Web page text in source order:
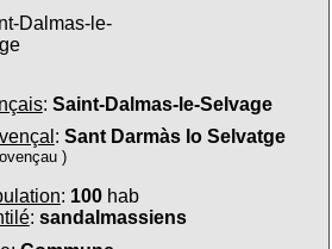
: Saint-Dalmas-le-Selvage
: Sant Darmàs lo Selvatge
)
: 100hab
: sandalmassiens